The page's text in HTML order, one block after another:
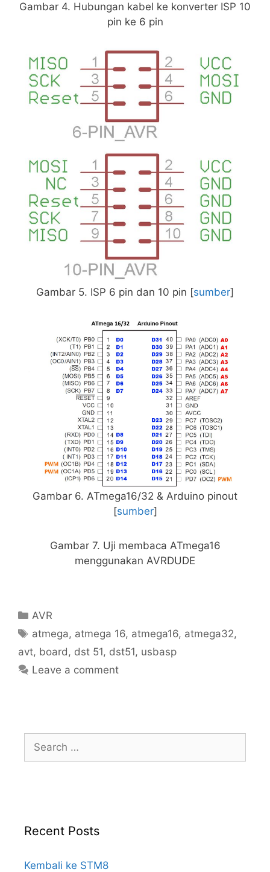
Gambar 4. Hubungan kabel ke konverter ISP 10
pin ke 6 pin
Gambar 5. ISP 6 pin dan 10 pin [sumber]
Gambar 6. ATmega16/32 & Arduino pinout
[sumber]
Gambar 7. Uji membaca ATmega16
menggunakan AVRDUDE
Categories
AVR
Tags
atmega, atmega 16, atmega16, atmega32,
avt, board , dst 51, dst51, usbasp
Leave a comment
for:
Recent Posts
Kembali ke STM8